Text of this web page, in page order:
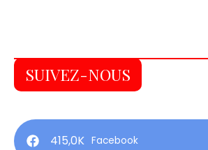
SUIVEZ-NOUS
415,0K Facebook